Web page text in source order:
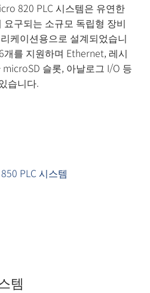
820 PLC 시스템은 유연한
구되는 소규모 독립형 장비
케이션용으로 설계되었습니
를 지원하며 Ethernet, 레시
슬롯, 아날로그 I/O 등
습니다.
템